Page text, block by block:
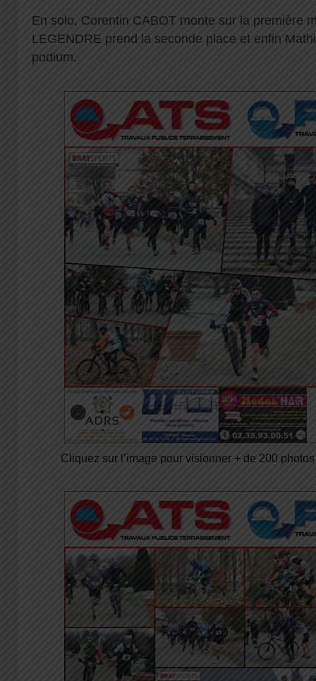
En solo, Corentin CABOT monte sur la première
LEGENDRE prend la seconde place et enfin
podium.
Cliquez sur l’image pour visionner + de 200